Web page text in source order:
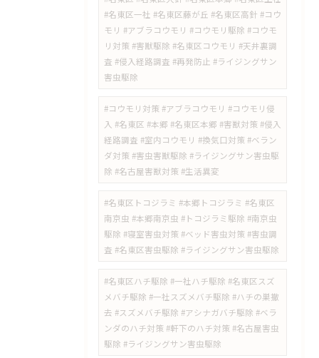
#名東区一社 #名東区藤が丘 #名東区高針 #コウ
モリ #アブラコウモリ #コウモリ駆除 #コウモ
リ対策 #害獣駆除 #名東区コウモリ #天井裏調
査 #侵入経路調査 #再発防止 #ライジングサン
害虫駆除
#コウモリ対策 #アブラコウモリ #コウモリ侵
入 #名東区 #本郷 #名東区本郷 #害獣対策 #侵入
経路調査 #室内コウモリ #換気口対策 #ベラン
ダ対策 #害虫害獣駆除 #ライジングサン害虫駆
除 #名古屋害獣対策 #生活異変
#名東区トコジラミ #本郷トコジラミ #名東区
南京虫 #本郷南京虫 #トコジラミ駆除 #南京虫
駆除 #寝室害虫対策 #ベッド害虫対策 #害虫調
査 #名東区害虫駆除 #ライジングサン害虫駆除
#名東区ハチ駆除 #一社ハチ駆除 #名東区スズ
メバチ駆除 #一社スズメバチ駆除 #ハチの巣撤
去 #スズメバチ駆除 #アシナガバチ駆除 #ベラ
ンダのハチ対策 #軒下のハチ対策 #名古屋害虫
駆除 #ライジングサン害虫駆除